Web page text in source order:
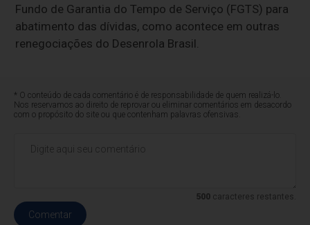
Fundo de Garantia do Tempo de Serviço (FGTS) para
abatimento das dívidas, como acontece em outras
renegociações do Desenrola Brasil.
* O conteúdo de cada comentário é de responsabilidade de quem realizá-lo.
Nos reservamos ao direito de reprovar ou eliminar comentários em desacordo
com o propósito do site ou que contenham palavras ofensivas.
500caracteres restantes.
Comentar